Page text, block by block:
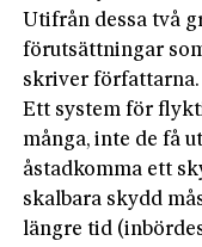
Utifrån dessa två
förutsättningar
skriver författarna.
Ett system för
många, inte de få
åstadkomma ett
skalbara skydd
längre tid